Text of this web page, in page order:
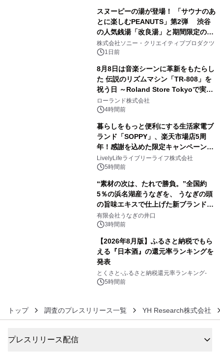
スヌーピーの湯が登場！ 「サウナのあ
とに楽しむPEANUTS」第2弾 渋谷
の人気銭湯「改良湯」と期間限定のコ
ラボレーション サウナイキタイコラ
ボグッズも発売決定！
株式会社ソニー・クリエイティブプロダクツ
1日前
8月8日は音楽シーンに革新をもたらし
た 伝説のリズムマシン「TR-808」を
祝う日 ～Roland Store Tokyoで実機
を展示しての 記念キャンペーンを開
催 英国ラジオ「NTS」の 特別プログ
アーティストを フィーチャーしたアニ
メーションを公開～
ローランド株式会社
4時間前
暮らしをもっと便利にする生活家電ブ
ランド「SOPPY」、楽天市場店5周
年！感謝を込めた限定キャンペーンを
8月10日より開催
LivelyLifeライブリーライフ株式会社
5時間前
“素材の次は、たれで勝負。”全国約
5％の浜名湖産うなぎを、 うなぎの頭
の旨味エキスで仕上げた新ブランド
「井口の誉」誕生
有限会社うなぎの井口
3時間前
【2026年8月版】ふるさと納税でもら
える『日本酒』の還元率ランキングを
発表
とくさと-ふるさと納税還元率ランキング-
5時間前
トップ 調査のプレスリリース一覧 YH Research株式会社
プレスリリース配信